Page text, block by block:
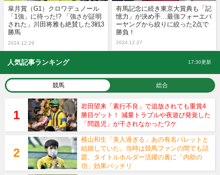
皐月賞（G1）クロワデュノール
「1強」に待った!? 「強さが証明
された」川田将雅も絶賛した3戦3
勝馬
2024.12.29
有馬記念に続き東京大賞典も「記
憶力」が決め手…最強フォーエバ
ーヤングから絞りに絞った2点で
勝負！
2024.12.27
人気記事ランキング 17:30更新
競馬 総合
岩田望来「素行不良」で追放されても重賞4
勝目ゲット！ 減量トラブルや夜遊び発覚した
「問題児」が干されなかったワケ
横山和生「美人過ぎる」あの有名バレットと
結婚していた。当時は競馬ファンの間でも話
題、タイトルホルダー活躍の裏に「内助の
功」効果バッチリ